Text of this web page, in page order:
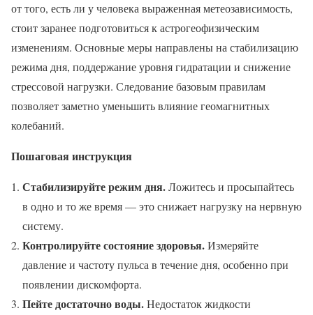
от того, есть ли у человека выраженная метеозависимость,
стоит заранее подготовиться к астрогеофизическим
изменениям. Основные меры направлены на стабилизацию
режима дня, поддержание уровня гидратации и снижение
стрессовой нагрузки. Следование базовым правилам
позволяет заметно уменьшить влияние геомагнитных
колебаний.
Пошаговая инструкция
Стабилизируйте режим дня.Ложитесь и просыпайтесь
в одно и то же время — это снижает нагрузку на нервную
систему.
Контролируйте состояние здоровья.Измеряйте
давление и частоту пульса в течение дня, особенно при
появлении дискомфорта.
Пейте достаточно воды.Недостаток жидкости